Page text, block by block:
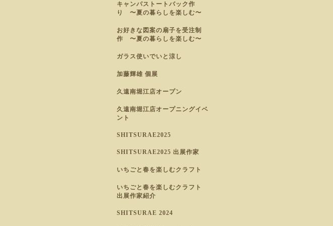
キャンパストートバック作
り 〜夏の暮らしを楽しむ〜
お好きな図案の扇子を受注制
作 〜夏の暮らしを楽しむ〜
ガラス使いでいと涼し
加藤輝雄 個展
久遠南堀江店オープン
久遠南堀江店オープニングイベ
ント
SHITSURAE2025
SHITSURAE2025 出展作家
いちごと春を楽しむクラフト
いちごと春を楽しむクラフト
出展作家紹介
SHITSURAE 2024